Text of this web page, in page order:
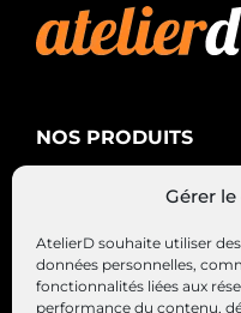
Gérer
AtelierD souhaite utiliser
données personnelles,
fonctionnalités liées aux
performance du contenu,
NOS PRODUITS
Alternateurs –